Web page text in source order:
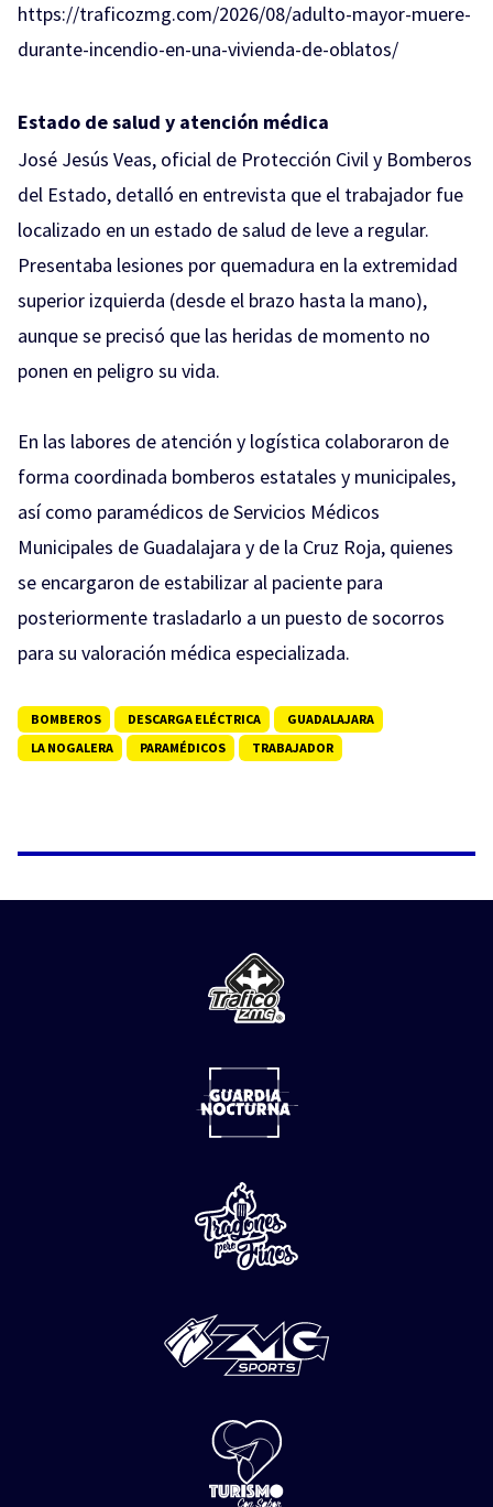
https://traficozmg.com/2026/08/adulto-mayor-muere-
durante-incendio-en-una-vivienda-de-oblatos/
Estado de salud y atención médica
José Jesús Veas, oficial de Protección Civil y Bomberos
del Estado, detalló en entrevista que el trabajador fue
localizado en un estado de salud de leve a regular.
Presentaba lesiones por quemadura en la extremidad
superior izquierda (desde el brazo hasta la mano),
aunque se precisó que las heridas de momento no
ponen en peligro su vida.
En las labores de atención y logística colaboraron de
forma coordinada bomberos estatales y municipales,
así como paramédicos de Servicios Médicos
Municipales de Guadalajara y de la Cruz Roja, quienes
se encargaron de estabilizar al paciente para
posteriormente trasladarlo a un puesto de socorros
para su valoración médica especializada.
BOMBEROS DESCARGA ELÉCTRICA
GUADALAJARA
LA NOGALERA
PARAMÉDICOS TRABAJADOR